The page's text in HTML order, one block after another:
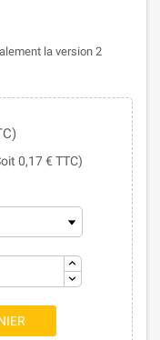
la version 2
0,17 € TTC)